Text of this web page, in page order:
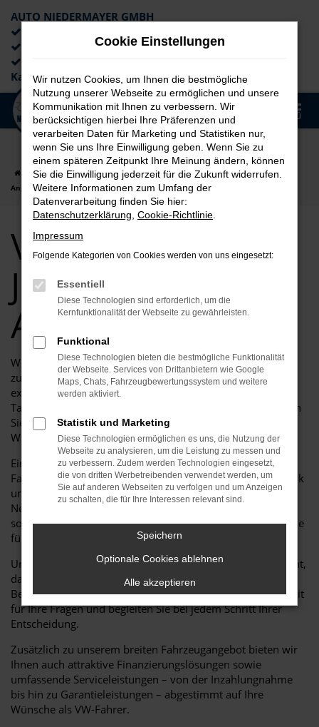
Zum
Hauptinhalt
springen
AUTO NIEDERMAYER GMBH
Lieferung an die Haustür
Kaufabwicklung
MENÜ
Startseite auto VW VW T-Cross
VW T-Cross Jahreswagen
Angebote
VW T-Cross
Jahreswagen
Angebote
Willkommen bei Auto Niedermayer GmbH, Ihrem
zuverlässigen Partner für hochwertige Fahrzeuge und
exzellenten Service.
Tauchen Sie ein in die Welt der Jahreswagen und entdecken
Sie, warum ein VW T-Cross Jahreswagen bei uns die ideale
Wahl für Sie sein kann.
Ein Jahreswagen bietet Ihnen die Vorteile eines fast neuen
Fahrzeugs – mit geringem Kilometerstand, aktueller Technik
und einem attraktiven Preisvorteil gegenüber dem
Neuwagen. Bei Auto Niedermayer GmbH finden Sie eine
sorgfältig geprüfte Auswahl an VW T-Cross Jahreswagen, die
für Qualität, Sicherheit und Fahrkomfort stehen.
Unser erfahrenes Team berät Sie persönlich und kompetent,
damit Sie genau das Fahrzeug finden, das zu Ihren
Bedürfnissen und Ihrem Budget passt. Wir nehmen uns Zeit
für Ihre Fragen und begleiten Sie bei jedem Schritt Ihrer
Entscheidung.
Zusätzlich zu unserem breiten Fahrzeugangebot bieten wir
Ihnen auch attraktive Finanzierungslösungen sowie
umfassende Serviceleistungen – von der Inzahlungnahme
bis hin zu Garantieleistungen – abgestimmt auf Ihre
Wünsche als VW-Fahrer.
Cookie Einstellungen
Wir nutzen Cookies, um Ihnen die bestmögliche
Nutzung unserer Webseite zu ermöglichen und unsere
Kommunikation mit Ihnen zu verbessern. Wir
berücksichtigen hierbei Ihre Präferenzen und
verarbeiten Daten für Marketing und Statistiken nur,
wenn Sie uns Ihre Einwilligung geben. Wenn Sie zu
einem späteren Zeitpunkt Ihre Meinung ändern, können
Sie die Einwilligung jederzeit für die Zukunft widerrufen.
Weitere Informationen zum Umfang der
Datenverarbeitung finden Sie hier:
Datenschutzerklärung Cookie-Richtlinie
Impressum
Folgende Kategorien von Cookies werden von uns eingesetzt:
Essentiell
Diese Technologien sind erforderlich, um die
Kernfunktionalität der Webseite zu gewährleisten.
Funktional
Diese Technologien bieten die bestmögliche Funktionalität
der Webseite. Services von Drittanbietern wie Google
Maps, Chats, Fahrzeugbewertungssystem und weitere
werden aktiviert.
Statistik und Marketing
Diese Technologien ermöglichen es uns, die Nutzung der
Webseite zu analysieren, um die Leistung zu messen und
zu verbessern. Zudem werden Technologien eingesetzt,
die von dritten Werbetreibenden verwendet werden, um
Sie auf anderen Webseiten zu verfolgen und um Anzeigen
zu schalten, die für Ihre Interessen relevant sind.
Speichern
Optionale Cookies ablehnen
Alle akzeptieren